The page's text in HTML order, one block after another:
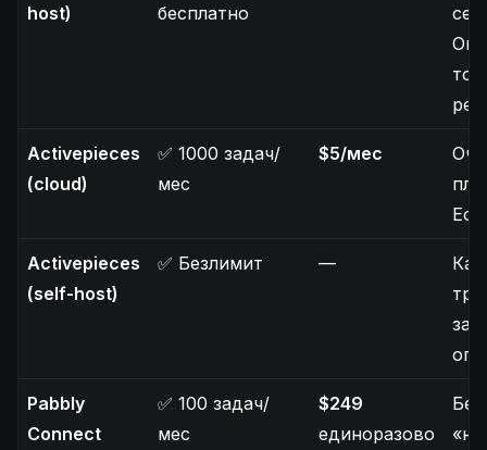
host)
бесплатно
Activepieces
(cloud)
✅ 1000 задач/
мес
$5/мес
Activepieces
(self-host)
✅ Безлимит —
Pabbly
Connect
✅ 100 задач/
мес
$249
единоразово